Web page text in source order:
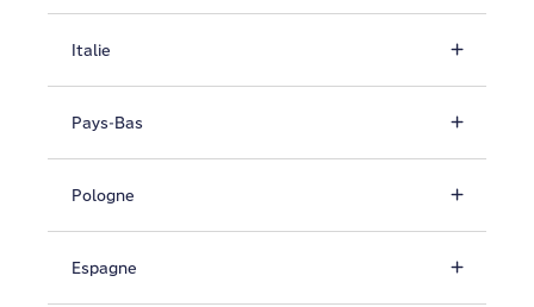
Italie
Pays-Bas
Pologne
Espagne